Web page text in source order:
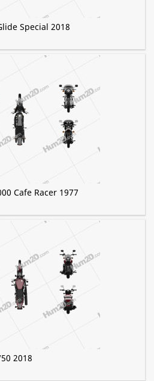
Special 2018
Cafe Racer 1977
2018